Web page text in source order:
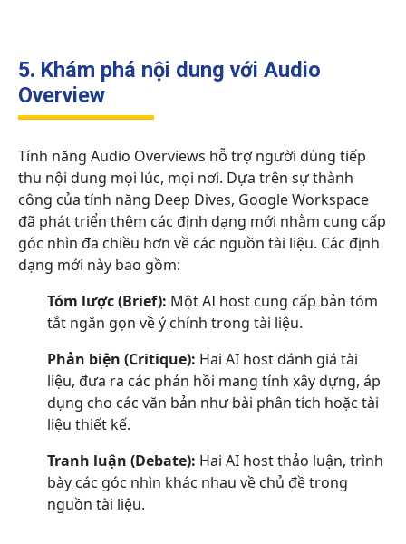
5. Khám phá nội dung với Audio
Overview
Tính năng Audio Overviews hỗ trợ người dùng tiếp
thu nội dung mọi lúc, mọi nơi. Dựa trên sự thành
công của tính năng Deep Dives, Google Workspace
đã phát triển thêm các định dạng mới nhằm cung cấp
góc nhìn đa chiều hơn về các nguồn tài liệu. Các định
dạng mới này bao gồm:
Tóm lược (Brief): Một AI host cung cấp bản tóm
tắt ngắn gọn về ý chính trong tài liệu.
Phản biện (Critique): Hai AI host đánh giá tài
liệu, đưa ra các phản hồi mang tính xây dựng, áp
dụng cho các văn bản như bài phân tích hoặc tài
liệu thiết kế.
Tranh luận (Debate): Hai AI host thảo luận, trình
bày các góc nhìn khác nhau về chủ đề trong
nguồn tài liệu.